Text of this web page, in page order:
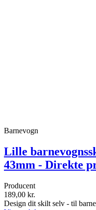
Barnevogn
Lille
43mm - Direkte
Producent
189,00 kr.
Design dit skilt selv - til